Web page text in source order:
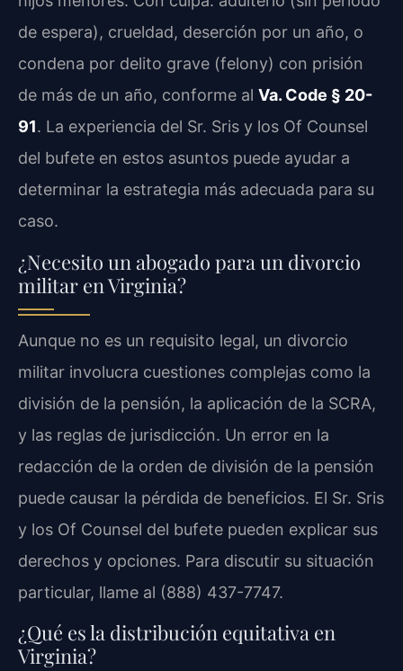
de espera), crueldad, deserción por un año, o
condena por delito grave (felony) con prisión
de más de un año, conforme al Va. Code § 20-
91. La experiencia del Sr. Sris y los Of Counsel
del bufete en estos asuntos puede ayudar a
determinar la estrategia más adecuada para su
caso.
¿Necesito un abogado para un divorcio
militar en Virginia?
Aunque no es un requisito legal, un divorcio
militar involucra cuestiones complejas como la
división de la pensión, la aplicación de la SCRA,
y las reglas de jurisdicción. Un error en la
redacción de la orden de división de la pensión
puede causar la pérdida de beneficios. El Sr. Sris
y los Of Counsel del bufete pueden explicar sus
derechos y opciones. Para discutir su situación
particular, llame al (888) 437-7747.
¿Qué es la distribución equitativa en
Virginia?